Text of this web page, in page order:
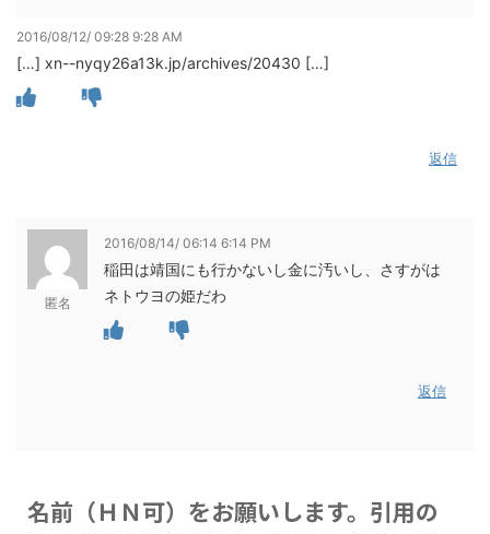
2016/08/12/ 09:28 9:28 AM
[…] xn--nyqy26a13k.jp/archives/20430 […]
返信
匿名
2016/08/14/ 06:14 6:14 PM
稲田は靖国にも行かないし金に汚いし、さすがは
ネトウヨの姫だわ
返信
名前（ＨＮ可）をお願いします。引用の